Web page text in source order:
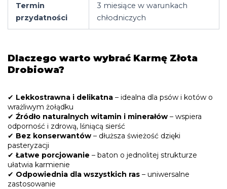
Termin
przydatności
3 miesiące w warunkach
chłodniczych
Dlaczego warto wybrać Karmę Złota
Drobiowa?
✔ Lekkostrawna i delikatna – idealna dla psów i kotów o
wrażliwym żołądku
✔ Źródło naturalnych witamin i minerałów – wspiera
odporność i zdrową, lśniącą sierść
✔ Bez konserwantów – dłuższa świeżość dzięki
pasteryzacji
✔ Łatwe porcjowanie – baton o jednolitej strukturze
ułatwia karmienie
✔ Odpowiednia dla wszystkich ras – uniwersalne
zastosowanie